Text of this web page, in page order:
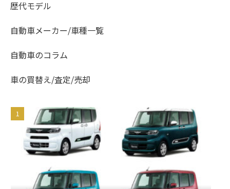
歴代モデル
自動車メーカー/車種一覧
自動車のコラム
車の買替え/査定/売却